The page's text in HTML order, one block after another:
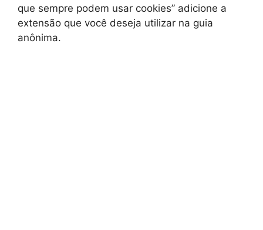
que sempre podem usar cookies” adicione a
extensão que você deseja utilizar na guia
anônima.